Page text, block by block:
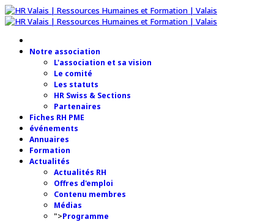
Notre association
L'association et sa vision
Le comité
Les statuts
HR Swiss & Sections
Partenaires
Fiches RH PME
événements
Annuaires
Formation
Actualités
Actualités RH
Offres d'emploi
Contenu membres
Médias
">Programme